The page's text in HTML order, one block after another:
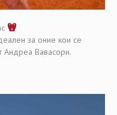
за оние кои се
Вавасори.